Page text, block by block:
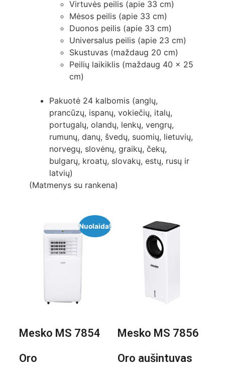
Virtuvės peilis (apie 33 cm)
Mėsos peilis (apie 33 cm)
Duonos peilis (apie 33 cm)
Universalus peilis (apie 23 cm)
Skustuvas (maždaug 20 cm)
Peilių laikiklis (maždaug 40 x 25
cm)
Pakuotė 24 kalbomis (anglų,
prancūzų, ispanų, vokiečių, italų,
portugalų, olandų, lenkų, vengrų,
rumunų, danų, švedų, suomių, lietuvių,
norvegų, slovėnų, graikų, čekų,
bulgarų, kroatų, slovakų, estų, rusų ir
latvių)
(Matmenys su rankena)
Nuolaida!
Mesko MS 7854
Oro
Mesko MS 7856
Oro aušintuvas